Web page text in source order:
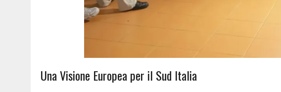
Una Visione Europea per il Sud Italia